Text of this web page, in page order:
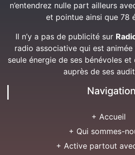
n’entendrez nulle part ailleurs
et pointue ainsi que 78
Il n’y a pas de publicité sur
radio associative qui est
seule énergie de ses bénévoles et
auprès de ses
Navigation
+ Accueil
+ Qui sommes-
+ Active partout